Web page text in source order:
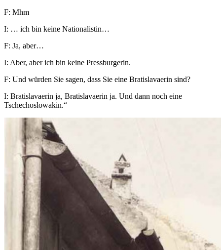
F: Mhm
I: … ich bin keine Nationalistin…
F: Ja, aber…
I: Aber, aber ich bin keine Pressburgerin.
F: Und würden Sie sagen, dass Sie eine Bratislavaerin sind?
I: Bratislavaerin ja, Bratislavaerin ja. Und dann noch eine
Tschechoslowakin.“